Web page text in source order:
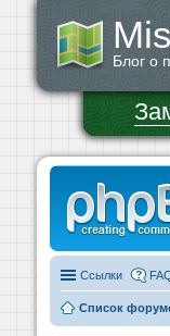
Блог о
Ссылки
Список